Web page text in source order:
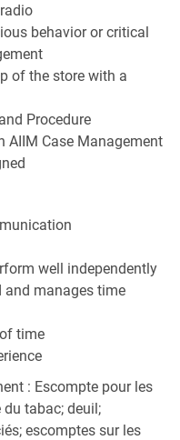
behavior or critical
of the store with a
Procedure
AIIM Case Management
well independently
manages time
time
: Escompte pour les
du tabac; deuil;
escomptes sur les